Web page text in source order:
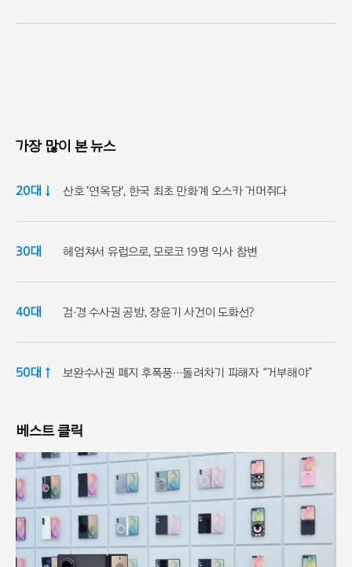
가장 많이 본 뉴스
20대 ↓ 산호 '연옥당', 한국 최초 만화계 오스카 거머쥐다
30대 헤엄쳐서 유럽으로, 모로코 19명 익사 참변
40대 검·경 수사권 공방, 장윤기 사건이 도화선?
50대 ↑ 보완수사권 폐지 후폭풍…돌려차기 피해자 “거부해야”
베스트 클릭